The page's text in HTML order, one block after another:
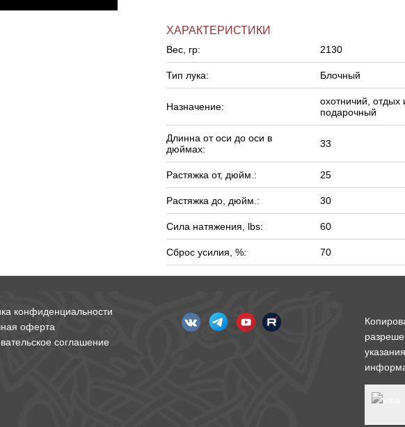
ХАРАКТЕРИСТИКИ
Вес, гр: 2130
Тип лука: Блочный
Назначение:
охотничий, отдых
подарочный
Длинна от оси до оси в
дюймах:
33
Растяжка от, дюйм.: 25
Растяжка до, дюйм.: 30
Сила натяжения, lbs: 60
Сброс усилия, %: 70
конфиденциальности
оферта
соглашение